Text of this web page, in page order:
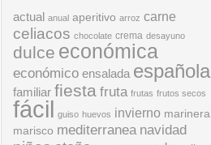
actual anual aperitivo arroz carne
celiacos chocolate crema desayuno
dulce económica
económico ensalada española
familiar fiesta fruta frutas frutos secos
fácil guiso huevos invierno marinera
marisco mediterranea navidad